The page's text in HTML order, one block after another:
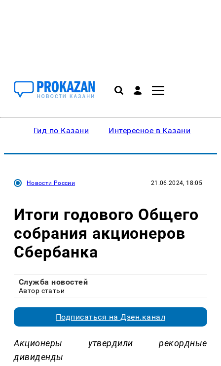
Гид по Казани Интересное в Казани
Новости России 21.06.2024, 18:05
Итоги годового Общего
собрания акционеров
Сбербанка
Служба новостей
Автор статьи
Подписаться на Дзен.канал
Акционеры утвердили рекордные
дивиденды